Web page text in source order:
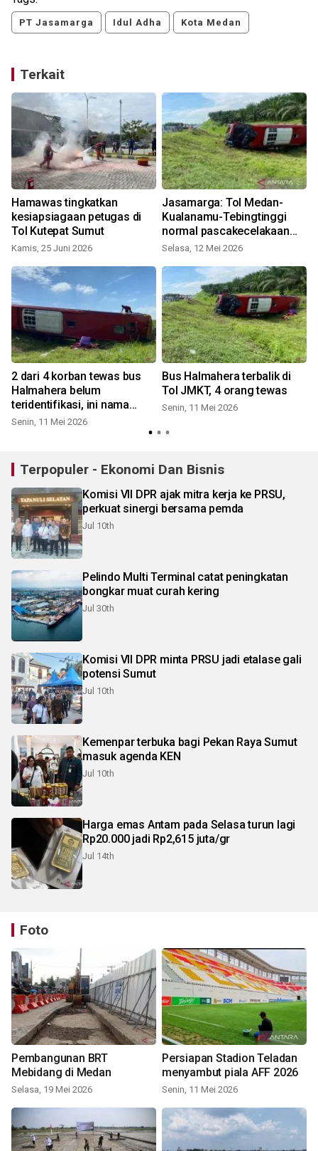
PT Jasamarga Idul Adha Kota Medan
Terkait
Hamawas tingkatkan
kesiapsiagaan petugas di
Tol Kutepat Sumut
Kamis, 25 Juni 2026
Jasamarga: Tol Medan-
Kualanamu-Tebingtinggi
normal pascakecelakaan
bus
Selasa, 12 Mei 2026
2 dari 4 korban tewas bus
Halmahera belum
teridentifikasi, ini nama
korban bus maut di Tol
Senin, 11 Mei 2026
Bus Halmahera terbalik di
Tol JMKT, 4 orang tewas
Senin, 11 Mei 2026
Terpopuler - Ekonomi Dan Bisnis
Komisi VII DPR ajak mitra kerja ke PRSU,
perkuat sinergi bersama pemda
Jul 10th
Pelindo Multi Terminal catat peningkatan
bongkar muat curah kering
Jul 30th
Komisi VII DPR minta PRSU jadi etalase gali
potensi Sumut
Jul 10th
Kemenpar terbuka bagi Pekan Raya Sumut
masuk agenda KEN
Jul 10th
Harga emas Antam pada Selasa turun lagi
Rp20.000 jadi Rp2,615 juta/gr
Jul 14th
Foto
Pembangunan BRT
Mebidang di Medan
Selasa, 19 Mei 2026
Persiapan Stadion Teladan
menyambut piala AFF 2026
Senin, 11 Mei 2026